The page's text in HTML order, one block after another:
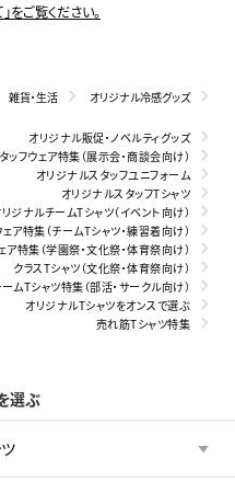
をご覧ください。
雑貨・生活 オリジナル冷感グッズ
オリジナル販促・ノベルティグッズ
ッフウェア特集（展示会・商談会向け）
オリジナルスタッフユニフォーム
オリジナルスタッフTシャツ
ジナルチームTシャツ（イベント向け）
ア特集（チームTシャツ・練習着向け）
ア特集（学園祭・文化祭・体育祭向け）
クラスTシャツ（文化祭・体育祭向け）
ムTシャツ特集（部活・サークル向け）
オリジナルTシャツをオンスで選ぶ
売れ筋Tシャツ特集
選ぶ